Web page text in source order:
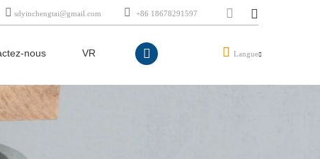
nous VR
sdyinchengtai@gmail.com +86 18678291597
Langue